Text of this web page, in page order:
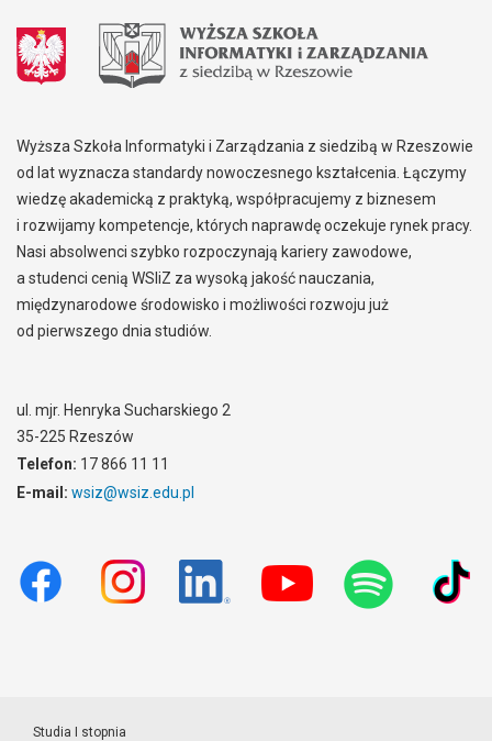
Wyższa Szkoła Informatyki i Zarządzania z siedzibą w Rzeszowie
od lat wyznacza standardy nowoczesnego kształcenia. Łączymy
wiedzę akademicką z praktyką, współpracujemy z biznesem
i rozwijamy kompetencje, których naprawdę oczekuje rynek pracy.
Nasi absolwenci szybko rozpoczynają kariery zawodowe,
a studenci cenią WSIiZ za wysoką jakość nauczania,
międzynarodowe środowisko i możliwości rozwoju już
od pierwszego dnia studiów.
ul. mjr. Henryka Sucharskiego 2
35-225 Rzeszów
Telefon: 17 866 11 11
E-mail: wsiz@wsiz.edu.pl
Studia I stopnia